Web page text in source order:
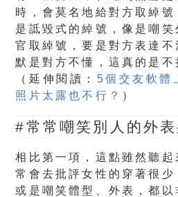
時，會莫名地給對方取綽號
是詆毀式的綽號，像是嘲
官取綽號，要是對方表達不
默是對方不懂，這真的是不
（延伸閱讀： 5個交友軟體
照片太露也不行？ ）
#常常嘲笑別人的外
相比第一項，這點雖然聽起
常會去批評女性的穿著很少
或是嘲笑體型、外表，都以